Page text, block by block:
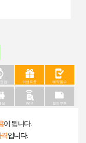
업 이벤트중 예약필수
실 Wi-fi 할인쿠폰
이 됩니다.
입니다.